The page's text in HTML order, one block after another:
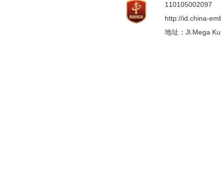
110105002097
http://id.china-
地址：Jl.Mega